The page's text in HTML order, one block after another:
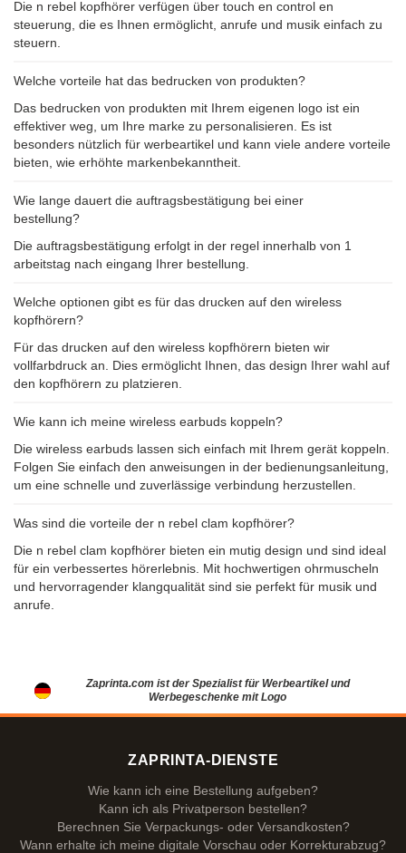
Die n rebel kopfhörer verfügen über touch en control en
steuerung, die es Ihnen ermöglicht, anrufe und musik einfach zu
steuern.
Welche vorteile hat das bedrucken von produkten?
Das bedrucken von produkten mit Ihrem eigenen logo ist ein
effektiver weg, um Ihre marke zu personalisieren. Es ist
besonders nützlich für werbeartikel und kann viele andere vorteile
bieten, wie erhöhte markenbekanntheit.
Wie lange dauert die auftragsbestätigung bei einer
bestellung?
Die auftragsbestätigung erfolgt in der regel innerhalb von 1
arbeitstag nach eingang Ihrer bestellung.
Welche optionen gibt es für das drucken auf den wireless
kopfhörern?
Für das drucken auf den wireless kopfhörern bieten wir
vollfarbdruck an. Dies ermöglicht Ihnen, das design Ihrer wahl auf
den kopfhörern zu platzieren.
Wie kann ich meine wireless earbuds koppeln?
Die wireless earbuds lassen sich einfach mit Ihrem gerät koppeln.
Folgen Sie einfach den anweisungen in der bedienungsanleitung,
um eine schnelle und zuverlässige verbindung herzustellen.
Was sind die vorteile der n rebel clam kopfhörer?
Die n rebel clam kopfhörer bieten ein mutig design und sind ideal
für ein verbessertes hörerlebnis. Mit hochwertigen ohrmuscheln
und hervorragender klangqualität sind sie perfekt für musik und
anrufe.
Zaprinta.com ist der Spezialist für Werbeartikel und
Werbegeschenke mit Logo
ZAPRINTA-DIENSTE
Wie kann ich eine Bestellung aufgeben?
Kann ich als Privatperson bestellen?
Berechnen Sie Verpackungs- oder Versandkosten?
Wann erhalte ich meine digitale Vorschau oder Korrekturabzug?